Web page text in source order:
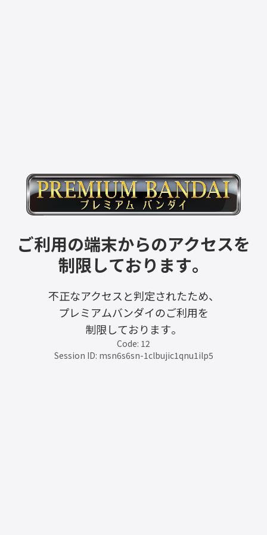
ご利用の端末からのアクセスを
制限しております。
不正なアクセスと判定されたため、
プレミアムバンダイのご利用を
制限しております。
Code: 12
Session ID: msn6s6sn-1clbujic1qnu1ilp5